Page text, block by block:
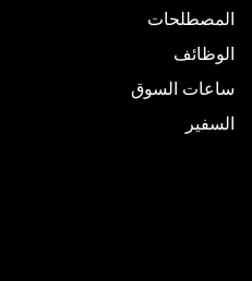
المصطلحات
الوظائف
ساعات السوق
السفير